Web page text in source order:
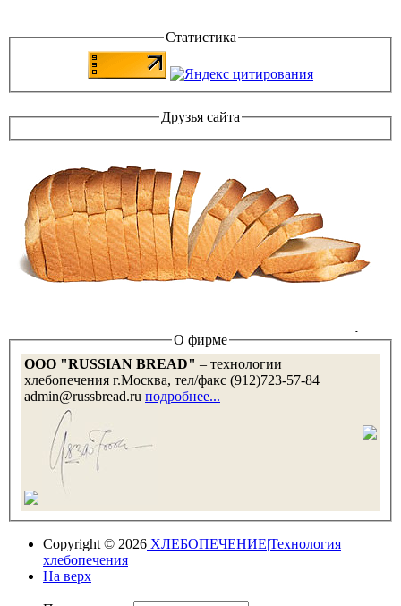
Статистика
Друзья сайта
О фирме
OOO "RUSSIAN BREAD" – технологии
хлебопечения г.Москва, тел/факс (912)723-57-84
admin@russbread.ru подробнее...
Copyright © 2026 ХЛЕБОПЕЧЕНИЕ|Технология
хлебопечения
На верх